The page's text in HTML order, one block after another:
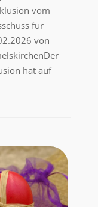
vom
für
von
hat auf